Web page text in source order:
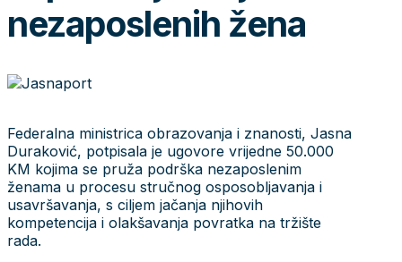
nezaposlenih žena
Federalna ministrica obrazovanja i znanosti, Jasna
Duraković, potpisala je ugovore vrijedne 50.000
KM kojima se pruža podrška nezaposlenim
ženama u procesu stručnog osposobljavanja i
usavršavanja, s ciljem jačanja njihovih
kompetencija i olakšavanja povratka na tržište
rada.